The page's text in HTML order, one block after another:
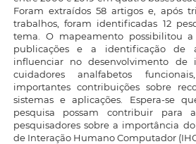
Foram extraídos 58 artigos e, após
trabalhos, foram identificadas 12
tema. O mapeamento possibilitou
publicações e a identificação de
influenciar no desenvolvimento de
cuidadores analfabetos
importantes contribuições sobre
sistemas e aplicações. Espera-se
pesquisa possam contribuir para
pesquisadores sobre a importância
de Interação Humano Computador